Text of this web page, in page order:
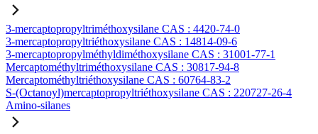
3-mercaptopropyltriméthoxysilane CAS : 4420-74-0
3-mercaptopropyltriéthoxysilane CAS : 14814-09-6
3-mercaptopropylméthyldiméthoxysilane CAS : 31001-77-1
Mercaptométhyltriméthoxysilane CAS : 30817-94-8
Mercaptométhyltriéthoxysilane CAS : 60764-83-2
S-(Octanoyl)mercaptopropyltriéthoxysilane CAS : 220727-26-4
Amino-silanes